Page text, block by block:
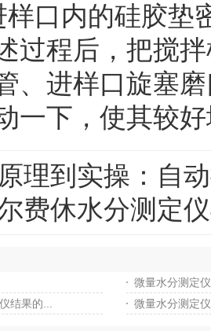
内的硅胶垫密
程后，把搅拌
、进样口旋塞
一下，使其较
理到实操：自
费休水分测定
微量水分测定
结果的...
微量水分测定